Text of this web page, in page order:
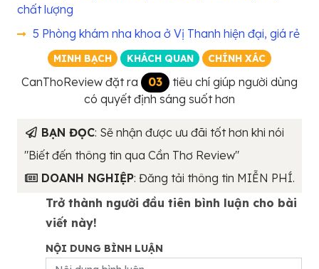
chất lượng
5 Phòng khám nha khoa ở Vị Thanh hiện đại, giá rẻ
MINH BẠCH KHÁCH QUAN CHÍNH XÁC
CanThoReview đặt ra 03 tiêu chí giúp người dùng
có quyết định sáng suốt hơn
BẠN ĐỌC: Sẽ nhận được ưu đãi tốt hơn khi nói
"Biết đến thông tin qua Cần Thơ Review"
DOANH NGHIỆP: Đăng tải thông tin MIỄN PHÍ.
Trở thành người đầu tiên bình luận cho bài
viết này!
NỘI DUNG BÌNH LUẬN